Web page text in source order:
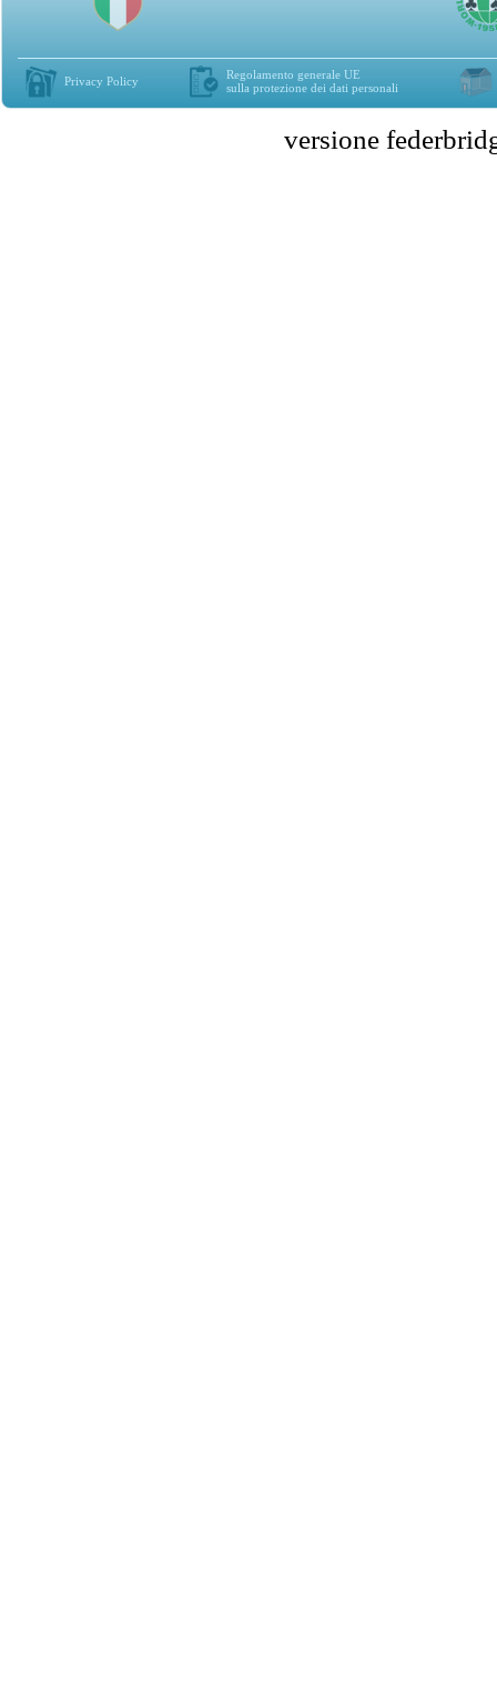
Privacy Policy
Regolamento generale UE
sulla protezione dei dati personali
versione